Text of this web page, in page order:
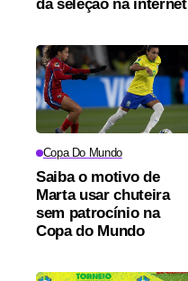
da seleção na internet
Copa Do Mundo
Saiba o motivo de
Marta usar chuteira
sem patrocínio na
Copa do Mundo